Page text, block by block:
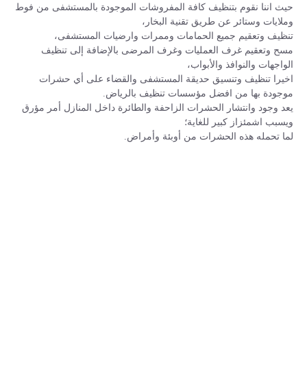
حيث اننا نقوم بتنظيف كافة المفروشات الموجودة بالمستشفى من فوط
وملايات وستائر عن طريق تقنية البخار،
تنظيف وتعقيم جميع الحمامات وممرات وارضيات المستشفى،
مسح وتعقيم غرف العمليات وغرف المرضى بالإضافة إلى تنظيف
الواجهات والنوافذ والأبواب،
اخيرا تنظيف وتنسيق حديقة المستشفى والقضاء على أي حشرات
موجودة بها من افضل مؤسسات تنظيف بالرياض.
يعد وجود وانتشار الحشرات الزاحفة والطائرة داخل المنازل أمر مؤرق
ويسبب اشمئزاز كبير للغاية؛
لما تحمله هذه الحشرات من أوبئة وأمراض.